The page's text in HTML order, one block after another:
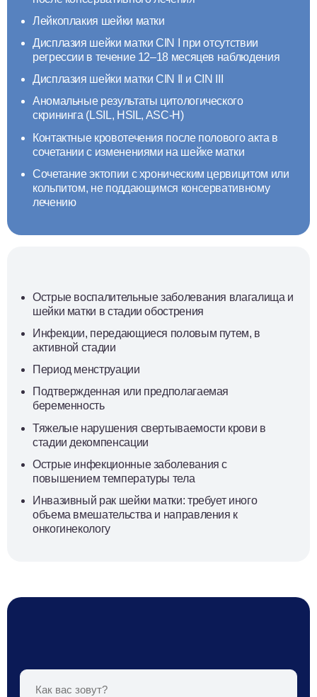
Лейкоплакия шейки матки
Дисплазия шейки матки CIN I при отсутствии
регрессии в течение 12–18 месяцев наблюдения
Дисплазия шейки матки CIN II и CIN III
Аномальные результаты цитологического
скрининга (LSIL, HSIL, ASC-H)
Контактные кровотечения после полового акта в
сочетании с изменениями на шейке матки
Сочетание эктопии с хроническим цервицитом или
кольпитом, не поддающимся консервативному
лечению
Острые воспалительные заболевания влагалища и
шейки матки в стадии обострения
Инфекции, передающиеся половым путем, в
активной стадии
Период менструации
Подтвержденная или предполагаемая
беременность
Тяжелые нарушения свертываемости крови в
стадии декомпенсации
Острые инфекционные заболевания с
повышением температуры тела
Инвазивный рак шейки матки: требует иного
объема вмешательства и направления к
онкогинекологу